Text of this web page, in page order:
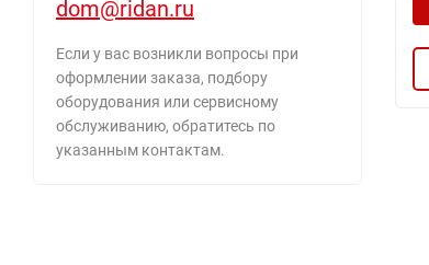
dom@ridan.ru
Если у вас возникли вопросы при
оформлении заказа, подбору
оборудования или сервисному
обслуживанию, обратитесь по
указанным контактам.